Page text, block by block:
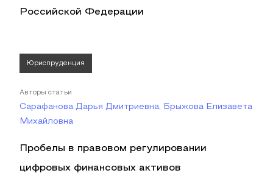
Российской Федерации
Юриспруденция
Авторы статьи
Сарафанова Дарья Дмитриевна, Брыжова Елизавета
Михайловна
Пробелы в правовом регулировании
цифровых финансовых активов